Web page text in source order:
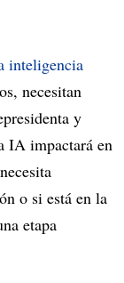
inteligencia
necesitan
y
IA impactará en
o si está en la
etapa